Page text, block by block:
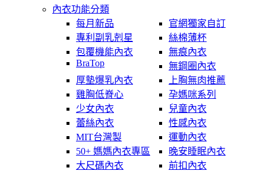
內衣功能分類
每月新品
官網獨家自訂
專利副乳剋星
絲棉薄杯
包覆機能內衣
無痕內衣
BraTop
無鋼圈內衣
厚墊爆乳內衣
上胸無肉推薦
雞胸低脊心
孕媽咪系列
少女內衣
兒童內衣
蕾絲內衣
性感內衣
MIT台灣製
運動內衣
50+ 媽媽內衣專區
晚安睡眠內衣
大尺碼內衣
前扣內衣